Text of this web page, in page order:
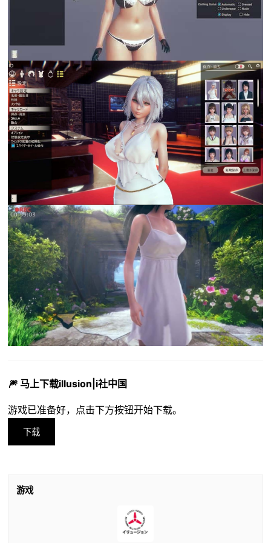
🎆 马上下载illusion|i社中国
游戏已准备好，点击下方按钮开始下载。
下载
游戏